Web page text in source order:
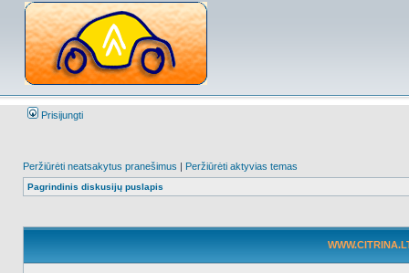
Prisijungti
Peržiūrėti neatsakytus pranešimus | Peržiūrėti aktyvias temas
Pagrindinis diskusijų puslapis